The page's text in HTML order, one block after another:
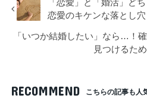
「恋愛」と「婚活」ど
恋愛のキケンな落とし穴
「いつか結婚したい」なら…！
見つけるた
RECOMMEND こちらの記事も人